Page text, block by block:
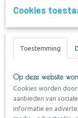
bestellen. Zo hoeft u
Handleiding "A
Ook interessant
Cookies
Toestemming
Op deze website
Cookies worden
aanbieden van
informatie en